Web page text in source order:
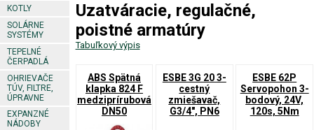
KOTLY
SOLÁRNE
SYSTÉMY
TEPELNÉ
ČERPADLÁ
OHRIEVAČE
TÚV, FILTRE,
ÚPRAVNE
EXPANZNÉ
NÁDOBY
Uzatváracie, regulačné,
poistné armatúry
Tabuľkový výpis
ABS Spätná
klapka 824 F
medziprírubová
DN50
ESBE 3G 20 3-
cestný
zmiešavač,
G3/4", PN6
ESBE 62P
Servopohon 3-
bodový, 24V,
120s, 5Nm